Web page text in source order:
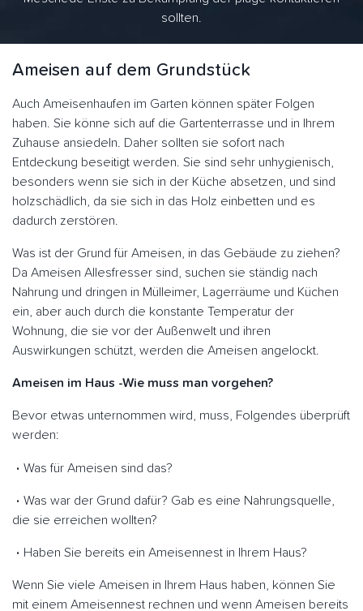
sollten.
Ameisen auf dem Grundstück
Auch Ameisenhaufen im Garten können später Folgen
haben. Sie könne sich auf die Gartenterrasse und in Ihrem
Zuhause ansiedeln. Daher sollten sie sofort nach
Entdeckung beseitigt werden. Sie sind sehr unhygienisch,
besonders wenn sie sich in der Küche absetzen, und sind
holzschädlich, da sie sich in das Holz einbetten und es
dadurch zerstören.
Was ist der Grund für Ameisen, in das Gebäude zu ziehen?
Da Ameisen Allesfresser sind, suchen sie ständig nach
Nahrung und dringen in Mülleimer, Lagerräume und Küchen
ein, aber auch durch die konstante Temperatur der
Wohnung, die sie vor der Außenwelt und ihren
Auswirkungen schützt, werden die Ameisen angelockt.
Ameisen im Haus -Wie muss man vorgehen?
Bevor etwas unternommen wird, muss, Folgendes überprüft
werden:
Was für Ameisen sind das?
Was war der Grund dafür? Gab es eine Nahrungsquelle,
die sie erreichen wollten?
Haben Sie bereits ein Ameisennest in Ihrem Haus?
Wenn Sie viele Ameisen in Ihrem Haus haben, können Sie
mit einem Ameisennest rechnen und wenn Ameisen bereits